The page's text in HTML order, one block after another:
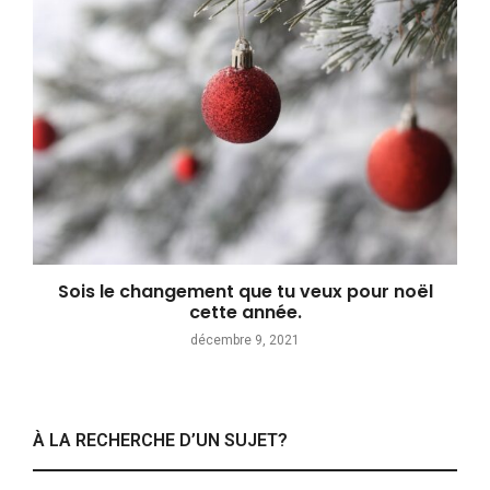
Sois le changement que tu veux pour noël
cette année.
décembre 9, 2021
À LA RECHERCHE D’UN SUJET?